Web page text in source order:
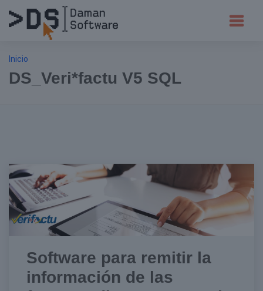
Inicio
DS_Veri*factu V5 SQL
Software para remitir la
información de las